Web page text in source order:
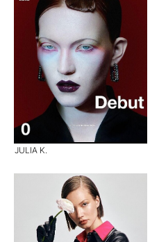
JULIA K.